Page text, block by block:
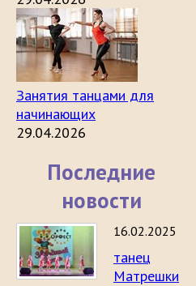
Занятия танцами для
начинающих
29.04.2026
Последние
новости
16.02.2025
танец
Матрешки